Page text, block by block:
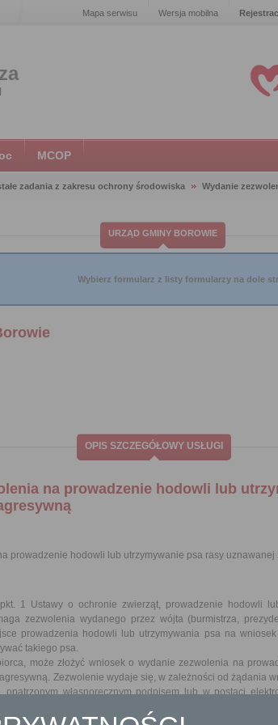
Mapa serwisu Wersja mobilna
MCOP
zadania z zakresu ochrony środowiska
Wydanie
URZĄD GMINY BOROWIE
Wybierz formularz z listy formularzy na dole
OPIS SZCZEGÓŁOWY USŁUGI
na prowadzenie hodowli lub
prowadzenie hodowli lub utrzymywanie psa rasy uznawanej
1 Ustawy o ochronie zwierząt, prowadzenie hodowli
zezwolenia wydanego przez wójta (burmistrza,
prowadzenia hodowli lub utrzymywania psa na
takiego psa.
może złożyć wniosek o wydanie zezwolenia na
Zezwolenie wydaje się, w zależności od żądania
opatrzonym własnoręcznym podpisem lub w postaci
ras psów uznanych za agresywne określa